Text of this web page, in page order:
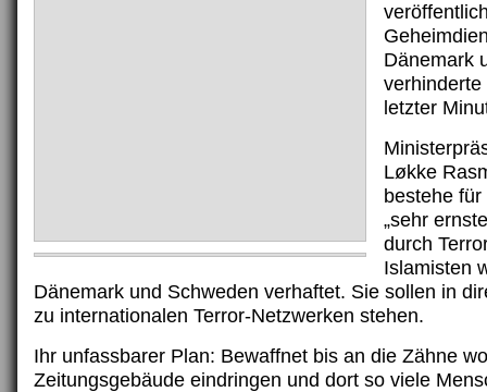
Dänemark
verhinderte
letzter
Løkke
bestehe
„sehr
durch
Islamisten
Dänemark und Schweden verhaftet. Sie sollen in
zu internationalen Terror-Netzwerken stehen.
Ihr unfassbarer Plan: Bewaffnet bis an die Zähne
Zeitungsgebäude eindringen und dort so viele